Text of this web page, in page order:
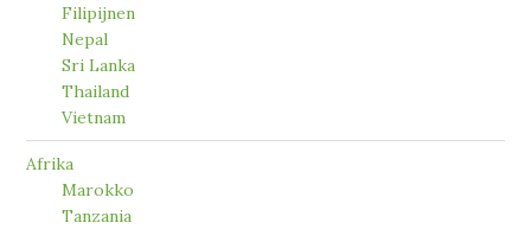
Filipijnen
Nepal
Sri Lanka
Thailand
Vietnam
Afrika
Marokko
Tanzania